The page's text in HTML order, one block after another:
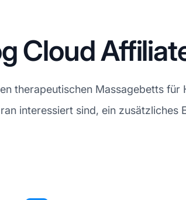
Cloud
therapeutischen Massagebetts
interessiert sind, ein zusätzliches